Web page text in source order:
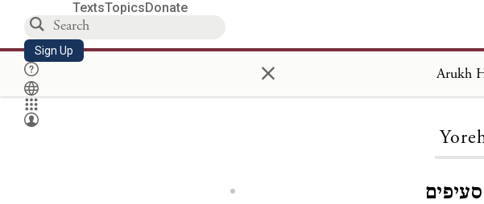
TextsTopicsDonate
Sign Up × Arukh